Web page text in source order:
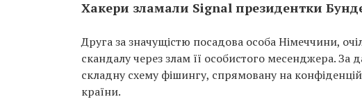
Хакери зламали Signal президентки
Друга за значущістю посадова особа Німеччини,
скандалу через злам її особистого месенджера.
складну схему фішингу, спрямовану на
країни.